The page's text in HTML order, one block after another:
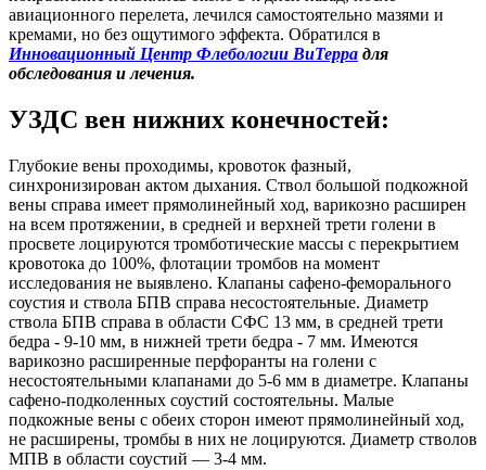
авиационного перелета, лечился самостоятельно мазями и
кремами, но без ощутимого эффекта. Обратился в
Инновационный Центр Флебологии ВиТерра для
обследования и лечения.
УЗДС вен нижних конечностей:
Глубокие вены проходимы, кровоток фазный,
синхронизирован актом дыхания. Ствол большой подкожной
вены справа имеет прямолинейный ход, варикозно расширен
на всем протяжении, в средней и верхней трети голени в
просвете лоцируются тромботические массы с перекрытием
кровотока до 100%, флотации тромбов на момент
исследования не выявлено. Клапаны сафено-феморального
соустия и ствола БПВ справа несостоятельные. Диаметр
ствола БПВ справа в области СФС 13 мм, в средней трети
бедра - 9-10 мм, в нижней трети бедра - 7 мм. Имеются
варикозно расширенные перфоранты на голени с
несостоятельными клапанами до 5-6 мм в диаметре. Клапаны
сафено-подколенных соустий состоятельны. Малые
подкожные вены с обеих сторон имеют прямолинейный ход,
не расширены, тромбы в них не лоцируются. Диаметр стволов
МПВ в области соустий — 3-4 мм.